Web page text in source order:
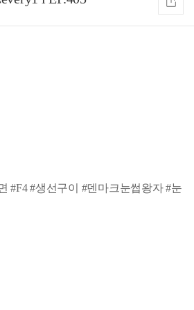
#F4 #생선구이 #덴마크눈썹왕자 #눈